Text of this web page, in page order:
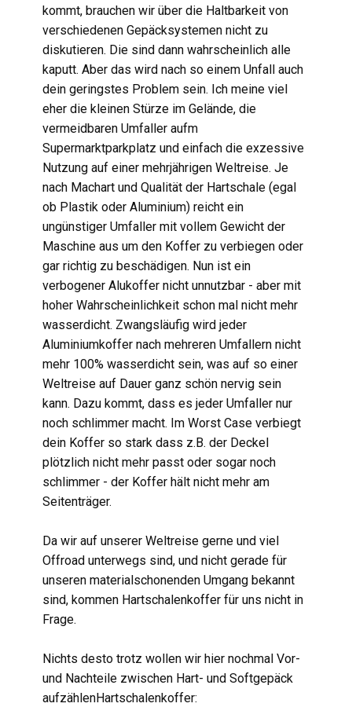
kommt, brauchen wir über die Haltbarkeit von
verschiedenen Gepäcksystemen nicht zu
diskutieren. Die sind dann wahrscheinlich alle
kaputt. Aber das wird nach so einem Unfall auch
dein geringstes Problem sein. Ich meine viel
eher die kleinen Stürze im Gelände, die
vermeidbaren Umfaller aufm
Supermarktparkplatz und einfach die exzessive
Nutzung auf einer mehrjährigen Weltreise. Je
nach Machart und Qualität der Hartschale (egal
ob Plastik oder Aluminium) reicht ein
ungünstiger Umfaller mit vollem Gewicht der
Maschine aus um den Koffer zu verbiegen oder
gar richtig zu beschädigen. Nun ist ein
verbogener Alukoffer nicht unnutzbar - aber mit
hoher Wahrscheinlichkeit schon mal nicht mehr
wasserdicht. Zwangsläufig wird jeder
Aluminiumkoffer nach mehreren Umfallern nicht
mehr 100% wasserdicht sein, was auf so einer
Weltreise auf Dauer ganz schön nervig sein
kann. Dazu kommt, dass es jeder Umfaller nur
noch schlimmer macht. Im Worst Case verbiegt
dein Koffer so stark dass z.B. der Deckel
plötzlich nicht mehr passt oder sogar noch
schlimmer - der Koffer hält nicht mehr am
Seitenträger.
Da wir auf unserer Weltreise gerne und viel
Offroad unterwegs sind, und nicht gerade für
unseren materialschonenden Umgang bekannt
sind, kommen Hartschalenkoffer für uns nicht in
Frage.
Nichts desto trotz wollen wir hier nochmal Vor-
und Nachteile zwischen Hart- und Softgepäck
aufzählenHartschalenkoffer: